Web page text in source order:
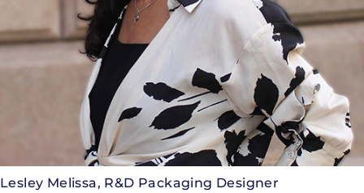
Lesley Melissa, R&D Packaging Designer